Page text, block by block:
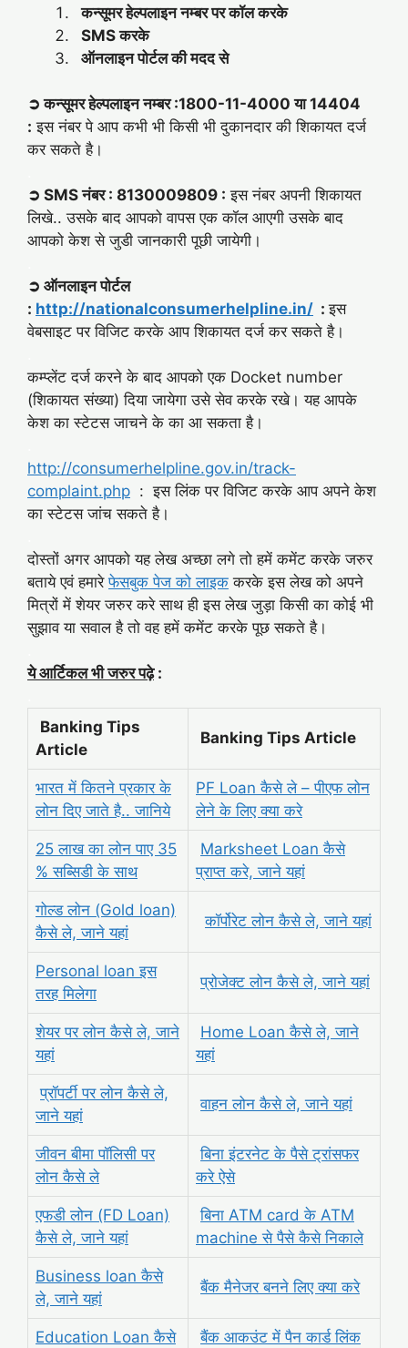
कन्सूमर हेल्पलाइन नम्बर पर कॉल करके
SMS करके
ऑनलाइन पोर्टल की मदद से
➲ कन्सूमर हेल्पलाइन नम्बर :1800-11-4000 या 14404
: इस नंबर पे आप कभी भी किसी भी दुकानदार की शिकायत दर्ज
कर सकते है।
➲ SMS नंबर : 8130009809 : इस नंबर अपनी शिकायत
लिखे.. उसके बाद आपको वापस एक कॉल आएगी उसके बाद
आपको केश से जुडी जानकारी पूछी जायेगी।
➲ ऑनलाइन पोर्टल
: http://nationalconsumerhelpline.in/ :इस
वेबसाइट पर विजिट करके आप शिकायत दर्ज कर सकते है।
कम्प्लेंट दर्ज करने के बाद आपको एक Docket number
(शिकायत संख्या) दिया जायेगा उसे सेव करके रखे। यह आपके
केश का स्टेटस जाचने के का आ सकता है।
http://consumerhelpline.gov.in/track-
complaint.php : इस लिंक पर विजिट करके आप अपने केश
का स्टेटस जांच सकते है।
दोस्तों अगर आपको यह लेख अच्छा लगे तो हमें कमेंट करके जरुर
बताये एवं हमारेफेसबुक पेज को लाइक करके इस लेख को अपने
मित्रों में शेयर जरुर करे साथ ही इस लेख जुड़ा किसी का कोई भी
सुझाव या सवाल है तो वह हमें कमेंट करके पूछ सकते है।
ये आर्टिकल भी जरुर पढ़े:
Banking Tips
Article
Banking Tips Article
भारत में कितने प्रकार के
लोन दिए जाते है.. जानिये
PF Loan कैसे ले – पीएफ लोन
लेने के लिए क्या करे
25 लाख का लोन पाए 35
% सब्सिडी के साथ
Marksheet Loan कैसे
प्राप्त करे, जाने यहां
गोल्ड लोन (Gold loan)
कैसे ले, जाने यहां
कॉर्पोरेट लोन कैसे ले, जाने यहां
Personal loan इस
तरह मिलेगा
प्रोजेक्ट लोन कैसे ले, जाने यहां
शेयर पर लोन कैसे ले, जाने
यहां
Home Loan कैसे ले, जाने
यहां
प्रॉपर्टी पर लोन कैसे ले,
जाने यहां
वाहन लोन कैसे ले, जाने यहां
जीवन बीमा पॉलिसी पर
लोन कैसे ले
बिना इंटरनेट के पैसे ट्रांसफर
करे ऐसे
एफडी लोन (FD Loan)
कैसे ले, जाने यहां
बिना ATM card के ATM
machine से पैसे कैसे निकाले
Business loan कैसे
ले, जाने यहां
बैंक मैनेजर बनने लिए क्या करे
Education Loan कैसे
बैंक आकउंट में पैन कार्ड लिंक